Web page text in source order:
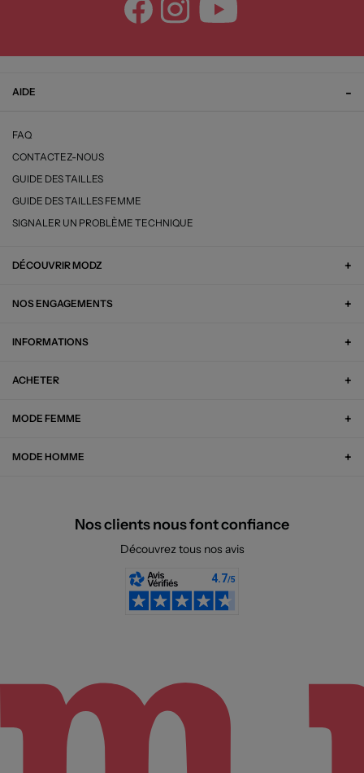
AIDE
FAQ
CONTACTEZ-NOUS
GUIDE DES TAILLES
GUIDE DES TAILLES FEMME
SIGNALER UN PROBLÈME TECHNIQUE
DÉCOUVRIR MODZ
NOS ENGAGEMENTS
INFORMATIONS
ACHETER
MODE FEMME
MODE HOMME
Nos clients nous font confiance
Découvrez tous nos avis